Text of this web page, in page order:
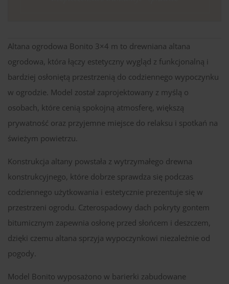
Altana ogrodowa Bonito 3×4 m to drewniana altana
ogrodowa, która łączy estetyczny wygląd z funkcjonalną i
bardziej osłoniętą przestrzenią do codziennego wypoczynku
w ogrodzie. Model został zaprojektowany z myślą o
osobach, które cenią spokojną atmosferę, większą
prywatność oraz przyjemne miejsce do relaksu i spotkań na
świeżym powietrzu.
Konstrukcja altany powstała z wytrzymałego drewna
konstrukcyjnego, które dobrze sprawdza się podczas
codziennego użytkowania i estetycznie prezentuje się w
przestrzeni ogrodu. Czterospadowy dach pokryty gontem
bitumicznym zapewnia osłonę przed słońcem i deszczem,
dzięki czemu altana sprzyja wypoczynkowi niezależnie od
pogody.
Model Bonito wyposażono w barierki zabudowane